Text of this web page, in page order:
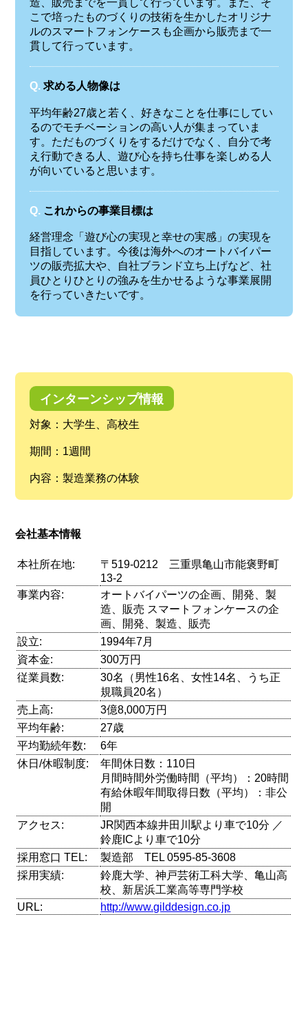
造、販売までを一貫して行っています。また、そ
こで培ったものづくりの技術を生かしたオリジナ
ルのスマートフォンケースも企画から販売まで一
貫して行っています。
Q. 求める人物像は
平均年齢27歳と若く、好きなことを仕事にしてい
るのでモチベーションの高い人が集まっていま
す。ただものづくりをするだけでなく、自分で考
え行動できる人、遊び心を持ち仕事を楽しめる人
が向いていると思います。
Q. これからの事業目標は
経営理念「遊び心の実現と幸せの実感」の実現を
目指しています。今後は海外へのオートバイパー
ツの販売拡大や、自社ブランド立ち上げなど、社
員ひとりひとりの強みを生かせるような事業展開
を行っていきたいです。
インターンシップ情報
対象：大学生、高校生
期間：1週間
内容：製造業務の体験
会社基本情報
本社所在地:
〒519-0212 三重県亀山市能褒野町
13-2
事業内容:
オートバイパーツの企画、開発、製
造、販売 スマートフォンケースの企
画、開発、製造、販売
設立:
1994年7月
資本金:
300万円
従業員数:
30名（男性16名、女性14名、うち正
規職員20名）
売上高:
3億8,000万円
平均年齢:
27歳
平均勤続年数:
6年
休日/休暇制度:
年間休日数：110日
月間時間外労働時間（平均）：20時間
有給休暇年間取得日数（平均）：非公
開
アクセス:
JR関西本線井田川駅より車で10分 ／
鈴鹿ICより車で10分
採用窓口 TEL:
製造部 TEL 0595-85-3608
採用実績:
鈴鹿大学、神戸芸術工科大学、亀山高
校、新居浜工業高等専門学校
URL:
http://www.gilddesign.co.jp